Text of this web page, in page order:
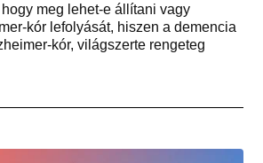
meg lehet-e állítani vagy
kór lefolyását, hiszen a demencia
kór, világszerte rengeteg